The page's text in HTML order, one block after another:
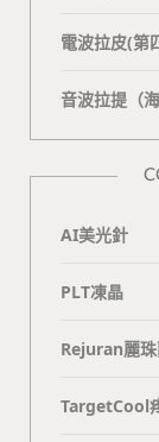
電波拉皮(第
⾳波拉提（海
AI美光針
PLT凍晶
Rejuran麗
TargetCool